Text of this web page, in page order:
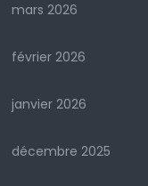
mars 2026
février 2026
janvier 2026
décembre 2025